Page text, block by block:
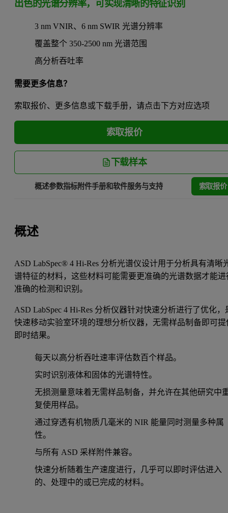
出色的光谱分辨率，可实现清晰的特征识别
3 nm VNIR、6 nm SWIR 光谱分辨率
覆盖整个 350-2500 nm 光谱范围
高分析吞吐率
需要更多信息？
索取报价、更多信息或下载手册，请点击下方对应选项
索取报价
下载样本
概述参数指标附件手册和软件服务与支持 索取报价
概述
ASD LabSpec® 4 Hi-Res 分析光谱仪设计用于分析具有清晰
谱特征的材料，这些材料可能需要更准确的光谱数据才能进
准确的检测和识别。
ASD LabSpec 4 Hi-Res 分析仪器针对快速分析进行了优化，
快速移动实验室环境的理想分析仪器，无需样品制备即可提
即时结果。
每天以高分析吞吐速率评估数百个样品。
实时识别液体和固体的光谱特性。
无损测量意味着无需样品制备，并允许在其他研究中
复使用样品。
通过穿透有机物质几毫米的 NIR 能量同时测量多种属
性。
与所有 ASD 采样附件兼容。
快速分析随着生产速度进行，几乎可以即时评估进入
的、处理中的或已完成的材料。